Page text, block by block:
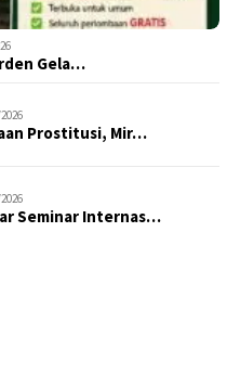
Gela…
Prostitusi, Mir…
Seminar Internas…